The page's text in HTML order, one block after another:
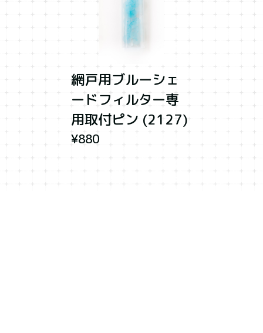
網戸用ブルーシェ
ードフィルター専
用取付ピン (2127)
¥880